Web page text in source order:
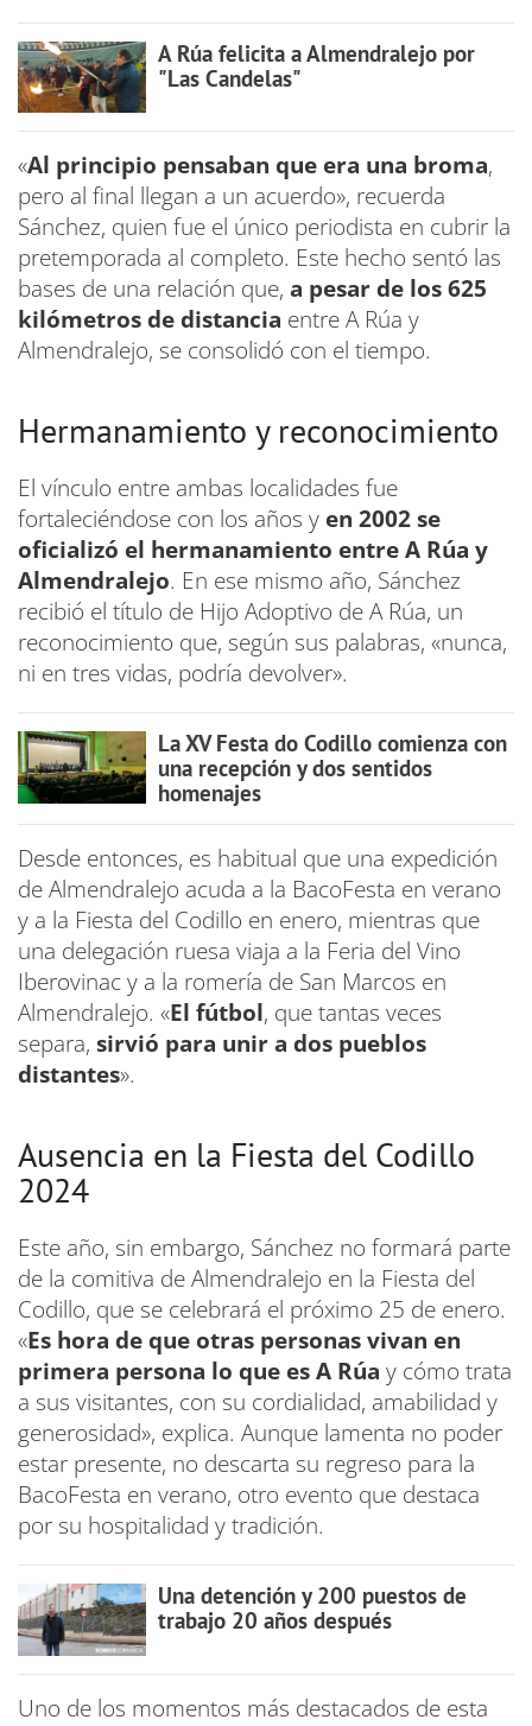
A Rúa felicita a Almendralejo por
"Las Candelas"
«Al principio pensaban que era una broma,
pero al final llegan a un acuerdo», recuerda
Sánchez, quien fue el único periodista en cubrir la
pretemporada al completo. Este hecho sentó las
bases de una relación que, a pesar de los 625
kilómetros de distancia entre A Rúa y
Almendralejo, se consolidó con el tiempo.
Hermanamiento y reconocimiento
El vínculo entre ambas localidades fue
fortaleciéndose con los años y en 2002 se
oficializó el hermanamiento entre A Rúa y
Almendralejo. En ese mismo año, Sánchez
recibió el título de Hijo Adoptivo de A Rúa, un
reconocimiento que, según sus palabras, «nunca,
ni en tres vidas, podría devolver».
La XV Festa do Codillo comienza con
una recepción y dos sentidos
homenajes
Desde entonces, es habitual que una expedición
de Almendralejo acuda a la BacoFesta en verano
y a la Fiesta del Codillo en enero, mientras que
una delegación ruesa viaja a la Feria del Vino
Iberovinac y a la romería de San Marcos en
Almendralejo. «El fútbol, que tantas veces
separa, sirvió para unir a dos pueblos
distantes».
Ausencia en la Fiesta del Codillo
2024
Este año, sin embargo, Sánchez no formará parte
de la comitiva de Almendralejo en la Fiesta del
Codillo, que se celebrará el próximo 25 de enero.
«Es hora de que otras personas vivan en
primera persona lo que es A Rúa y cómo trata
a sus visitantes, con su cordialidad, amabilidad y
generosidad», explica. Aunque lamenta no poder
estar presente, no descarta su regreso para la
BacoFesta en verano, otro evento que destaca
por su hospitalidad y tradición.
Una detención y 200 puestos de
trabajo 20 años después
Uno de los momentos más destacados de esta